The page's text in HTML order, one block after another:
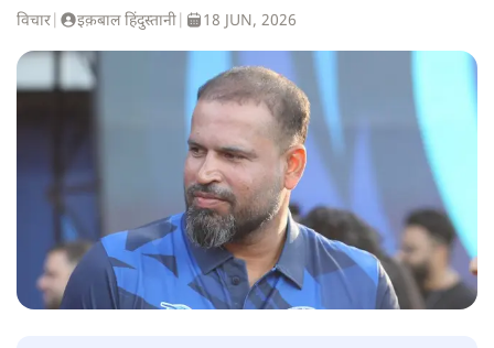
विचार इक़बाल हिंदुस्तानी 18 JUN, 2026